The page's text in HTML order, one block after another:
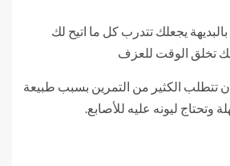
يجعلك تتدرب كل ما اتيح لك
تخلق الوقت للعزف
تتطلب الكثير من التمرين بسبب طبيعة
وتحتاج ليونه عليه للأصابع.